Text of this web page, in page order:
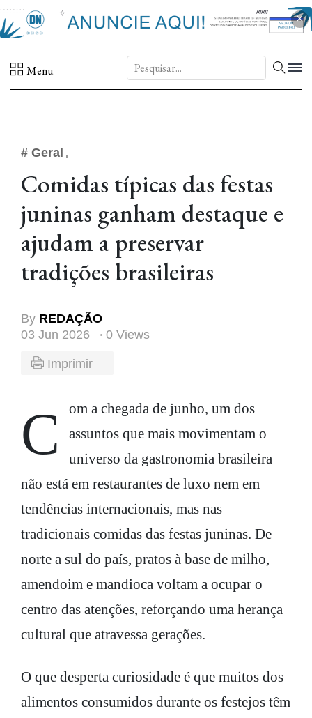
×
Menu DN.
# Geral
Comidas típicas das festas
juninas ganham destaque e
ajudam a preservar
tradições brasileiras
By REDAÇÃO
03 Jun 2026
0 Views
Imprimir
Com a chegada de junho, um dos
assuntos que mais movimentam o
universo da gastronomia brasileira
não está em restaurantes de luxo nem em
tendências internacionais, mas nas
tradicionais comidas das festas juninas. De
norte a sul do país, pratos à base de milho,
amendoim e mandioca voltam a ocupar o
centro das atenções, reforçando uma herança
cultural que atravessa gerações.
O que desperta curiosidade é que muitos dos
alimentos consumidos durante os festejos têm